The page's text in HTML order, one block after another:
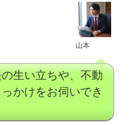
山本
生い立ちや、不動
かけをお伺いでき